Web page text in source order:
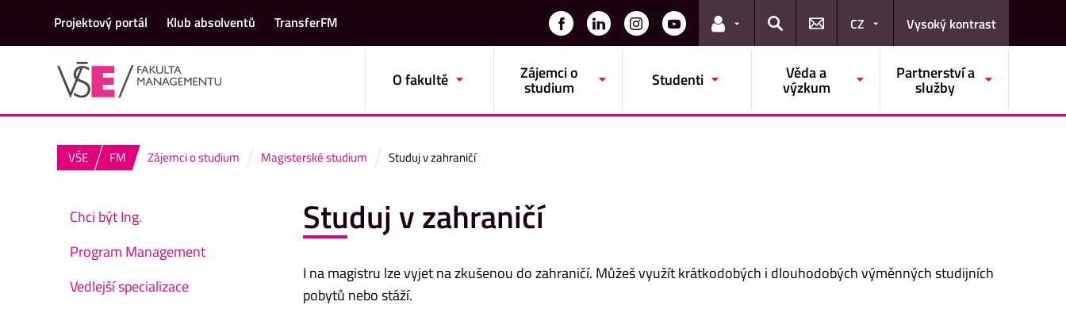
Projektový portál Klub absolventů TransferFM
Odkazy pro uživatele
Hledat
CZ Vysoký kontrast
O fakultě Zájemci o
studium Studenti Věda a
výzkum
Partnerství a
služby
VŠE FM Zájemci o studium Magisterské studium Studuj v zahraničí
Studuj v zahraničí
I na magistru lze vyjet na zkušenou do zahraničí. Můžeš využít krátkodobých i dlouhodobých výměnných studijních
pobytů nebo stáží.
Chci být Ing.
Program Management
Vedlejší specializace